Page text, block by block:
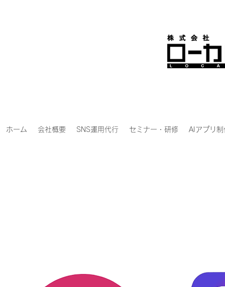
ホーム 会社概要 SNS運用代行 セミナー・研修 AIアプリ制